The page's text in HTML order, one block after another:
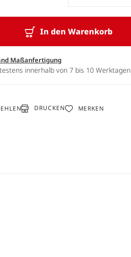
In den Warenkorb
Maßanfertigung
innerhalb von 7 bis 10 Werktagen
DRUCKEN MERKEN